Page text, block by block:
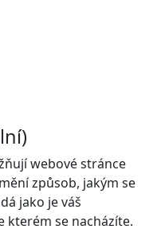
webové stránce
způsob, jakým se
jako je váš
kterém se nacházíte.